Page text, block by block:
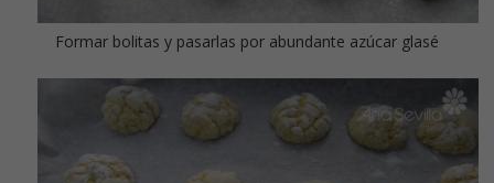
Formar bolitas y pasarlas por abundante azúcar glasé